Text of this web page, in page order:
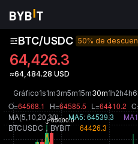
BTC/USDC 50% de
64,426.3
≈64,484.28 USD
Gráfico1s1m3m5m15m30m1h2h4h